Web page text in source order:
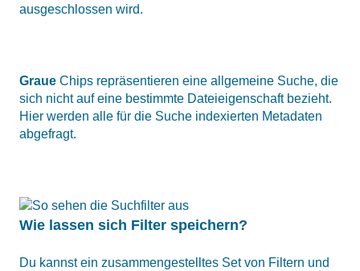
ausgeschlossen wird.
Graue Chips repräsentieren eine allgemeine Suche, die
sich nicht auf eine bestimmte Dateieigenschaft bezieht.
Hier werden alle für die Suche indexierten Metadaten
abgefragt.
Wie lassen sich Filter speichern?
Du kannst ein zusammengestelltes Set von Filtern und